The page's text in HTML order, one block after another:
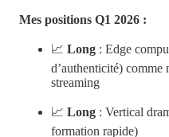
Mes positions Q1 2026 :
📈 Long : Edge
d’authenticité) comme
streaming
📈 Long : Vertical
formation rapide)